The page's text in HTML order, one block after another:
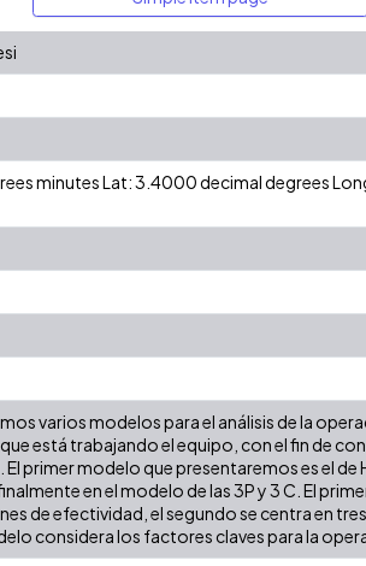
minutes Lat: 3.4000 decimal degrees
varios modelos para el análisis de la
está trabajando el equipo, con el fin de
El primer modelo que presentaremos es el
en el modelo de las 3P y 3 C. El
de efectividad, el segundo se centra en
considera los factores claves para la